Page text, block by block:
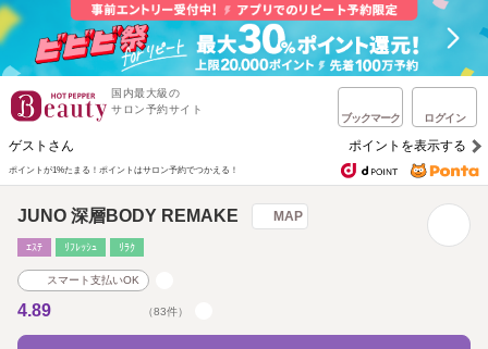
国内最大級の
サロン予約サイト
ブックマーク ログイン
ゲストさん ポイントを表示する
ポイントが1%たまる！ ポイントはサロン予約でつかえる！
JUNO 深層BODY REMAKE MAP
ｴｽﾃ ﾘﾌﾚｯｼｭ ﾘﾗｸ
スマート支払いOK
4.89 （83件）